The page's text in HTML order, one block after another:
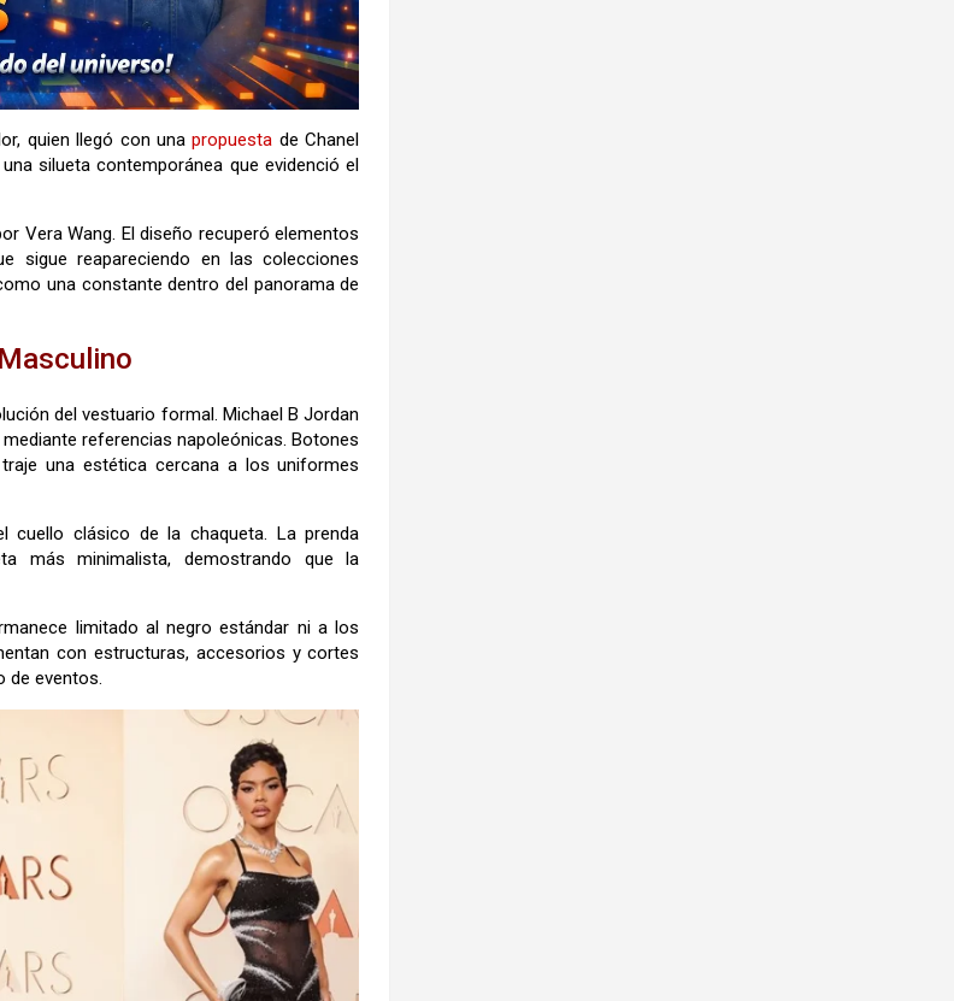
, quien llegó con unapropuesta deChanel
silueta contemporánea que evidenció el
Vera Wang. El diseño recuperó elementos
sigue reapareciendo en las colecciones
una constante dentro del panorama de
del vestuario formal. Michael B Jordan
referencias napoleónicas. Botones
una estética cercana a los uniformes
cuello clásico de la chaqueta. La prenda
más minimalista, demostrando que la
limitado al negro estándar ni a los
con estructuras, accesorios y cortes
de eventos.